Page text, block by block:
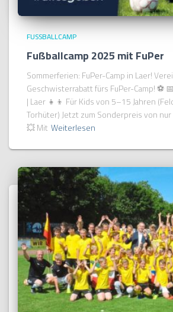
FUSSBALLCAMP
Fußballcamp 2025 mit FuPer
Sommerferien: FuPer-Camp in Laer!
Geschwisterrabatt fürs FuPer-Camp! ⚽
| Laer 👧👦 Für Kids von 5–15 Jahren
Torhüter) Jetzt zum Sonderpreis von
💥 MitWeiterlesen